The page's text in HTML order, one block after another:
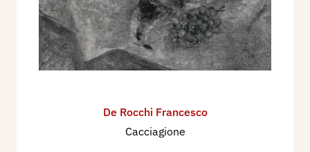
artisti debbono tanto.
Avremmo volentieri parlato di Mario Tinti e della
sua opera in altra parte della rivista, ma abbiamo
poi pensato che certe commemorazioni
dando posto nella rivista a un artista da lui
De Rocchi Francesco
Cacciagione